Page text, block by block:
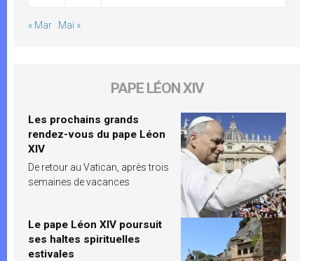
« Mar Mai »
PAPE LÉON XIV
Les prochains grands
rendez-vous du pape Léon
XIV
De retour au Vatican, après trois
semaines de vacances
Le pape Léon XIV poursuit
ses haltes spirituelles
estivales